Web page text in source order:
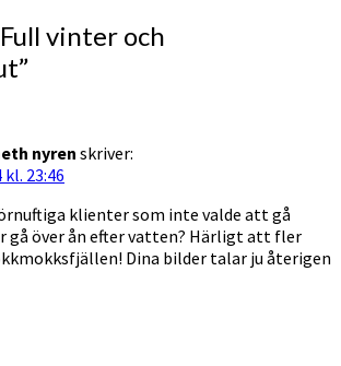
Full vinter och
”
nyrenskriver:
23:46
klienter som inte valde att gå
gå över ån efter vatten? Härligt att fler
Dina bilder talar ju återigen